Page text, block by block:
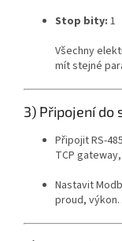
Stop bity: 1
Všechny
mít stejné
3) Připojení do
Připojit RS-
TCP
Nastavit
proud,